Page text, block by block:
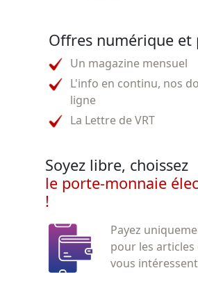
Offres numérique et
Un magazine mensuel
L'info en continu, nos
ligne
La Lettre de VRT
Soyez libre, choissez
le porte-monnaie
!
Payez
pour les articles
vous intéressent